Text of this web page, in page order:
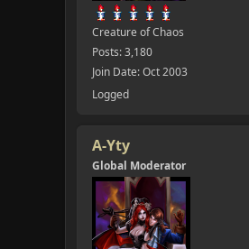
Creature of Chaos
Posts: 3,180
Join Date: Oct 2003
Logged
A-Yty
Global Moderator